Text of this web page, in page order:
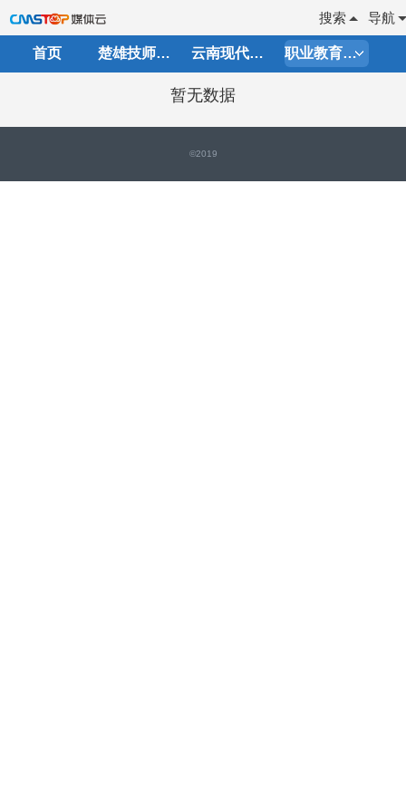
导航
搜索
首页 楚雄技师学院 云南现代职业技术学院 职业教育发展研究中心
暂无数据
©2019